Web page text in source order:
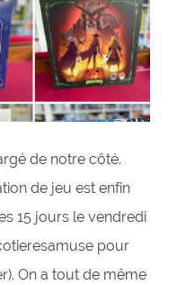
de notre côté.
de jeu est enfin
15 jours le vendredi
pour
On a tout de même